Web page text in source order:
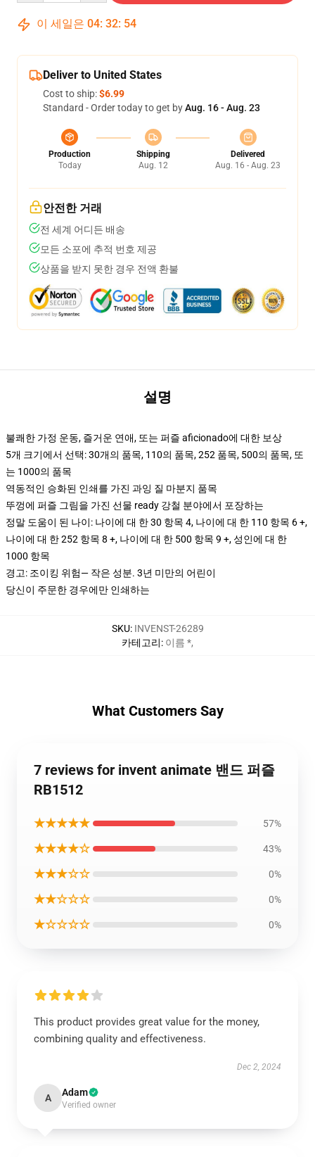
이 세일은 04: 32: 54
Deliver to United States
Cost to ship:$6.99
Standard - Order today to get byAug. 16 - Aug. 23
Production
Today
Shipping
Aug. 12
Delivered
Aug. 16 - Aug. 23
안전한 거래
전 세계 어디든 배송
모든 소포에 추적 번호 제공
상품을 받지 못한 경우 전액 환불
설명
불쾌한 가정 운동, 즐거운 연애, 또는 퍼즐 aficionado에 대한 보상
5개 크기에서 선택: 30개의 품목, 110의 품목, 252 품목, 500의 품목, 또
는 1000의 품목
역동적인 승화된 인쇄를 가진 과잉 질 마분지 품목
뚜껑에 퍼즐 그림을 가진 선물 ready 강철 분야에서 포장하는
정말 도움이 된 나이: 나이에 대 한 30 항목 4, 나이에 대 한 110 항목 6 +,
나이에 대 한 252 항목 8 +, 나이에 대 한 500 항목 9 +, 성인에 대 한
1000 항목
경고: 조이킹 위험— 작은 성분. 3년 미만의 어린이
당신이 주문한 경우에만 인쇄하는
SKU: INVENST-26289
카테고리: 이름 *,
What Customers Say
7 reviews for invent animate 밴드 퍼즐
RB1512
★★★★★ 57%
★★★★☆ 43%
★★★☆☆ 0%
★★☆☆☆ 0%
★☆☆☆☆ 0%
This product provides great value for the money,
combining quality and effectiveness.
Dec 2, 2024
A Adam
Verified owner